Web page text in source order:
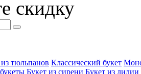
скидку
тюльпанов Классический букет
Букет из сирени Букет из лилии